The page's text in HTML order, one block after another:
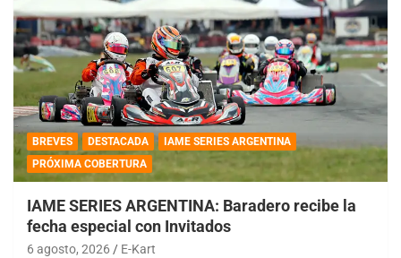
BREVES DESTACADA
IAME SERIES ARGENTINA
PRÓXIMA COBERTURA
IAME SERIES ARGENTINA: Baradero recibe la
fecha especial con Invitados
6 agosto, 2026 E-Kart